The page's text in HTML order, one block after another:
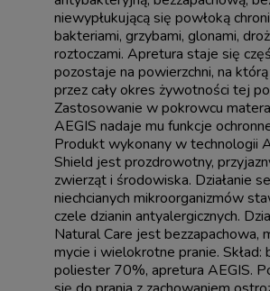
niewypłukującą się powłoką
bakteriami, grzybami, glonami,
roztoczami. Apretura staje się
pozostaje na powierzchni, na którą
przez cały okres żywotności tej
Zastosowanie w pokrowcu
AEGIS nadaje mu funkcje
Produkt wykonany w technologii
Shield jest prozdrowotny,
zwierząt i środowiska. Działanie
niechcianych mikroorganizmów
czele dzianin antyalergicznych.
Natural Care jest bezzapachowa,
mycie i wielokrotne pranie. Skład:
poliester 70%, apretura AEGIS.